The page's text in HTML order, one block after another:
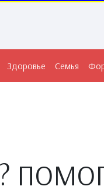
Здоровье Семья